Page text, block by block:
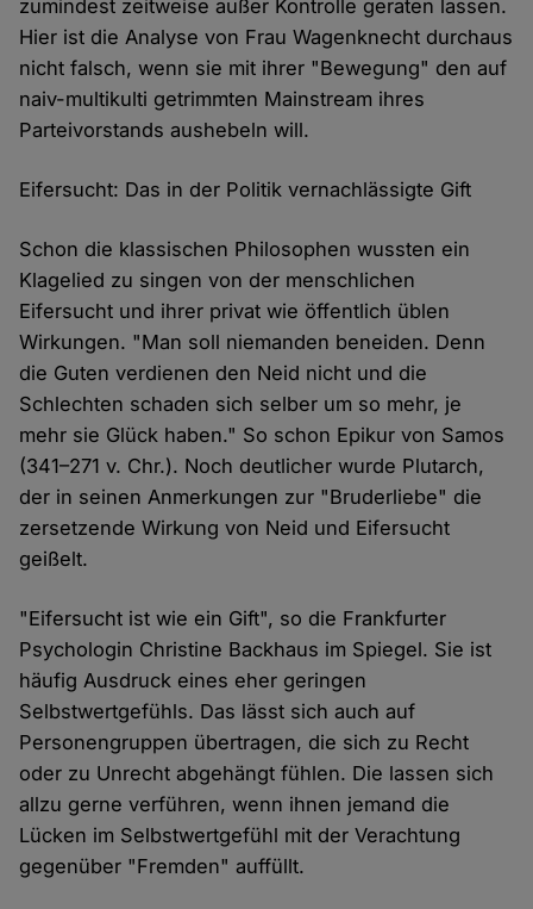
zumindest zeitweise außer Kontrolle geraten lassen.
Hier ist die Analyse von Frau Wagenknecht durchaus
nicht falsch, wenn sie mit ihrer "Bewegung" den auf
naiv-multikulti getrimmten Mainstream ihres
Parteivorstands aushebeln will.
Eifersucht: Das in der Politik vernachlässigte Gift
Schon die klassischen Philosophen wussten ein
Klagelied zu singen von der menschlichen
Eifersucht und ihrer privat wie öffentlich üblen
Wirkungen. "Man soll niemanden beneiden. Denn
die Guten verdienen den Neid nicht und die
Schlechten schaden sich selber um so mehr, je
mehr sie Glück haben." So schon Epikur von Samos
(341–271 v. Chr.). Noch deutlicher wurde Plutarch,
der in seinen Anmerkungen zur "Bruderliebe" die
zersetzende Wirkung von Neid und Eifersucht
geißelt.
"Eifersucht ist wie ein Gift", so die Frankfurter
Psychologin Christine Backhaus im Spiegel. Sie ist
häufig Ausdruck eines eher geringen
Selbstwertgefühls. Das lässt sich auch auf
Personengruppen übertragen, die sich zu Recht
oder zu Unrecht abgehängt fühlen. Die lassen sich
allzu gerne verführen, wenn ihnen jemand die
Lücken im Selbstwertgefühl mit der Verachtung
gegenüber "Fremden" auffüllt.